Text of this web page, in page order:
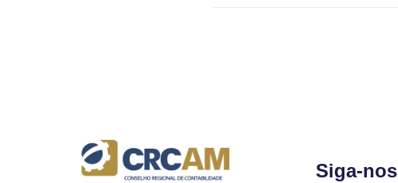
Siga-nos